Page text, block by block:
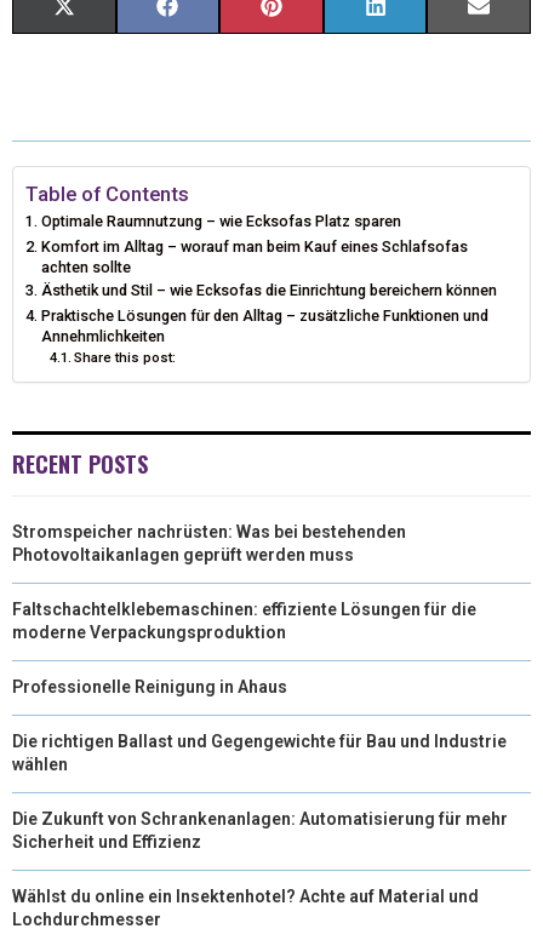
W
T
T
E
R
E
O
K
T
R
S
K
D
N
I
Table of Contents
Optimale Raumnutzung – wie Ecksofas Platz sparen
Komfort im Alltag – worauf man beim Kauf eines Schlafsofas
achten sollte
Ästhetik und Stil – wie Ecksofas die Einrichtung bereichern können
Praktische Lösungen für den Alltag – zusätzliche Funktionen und
Annehmlichkeiten
Share this post:
RECENT POSTS
Stromspeicher nachrüsten: Was bei bestehenden
Photovoltaikanlagen geprüft werden muss
Faltschachtelklebemaschinen: effiziente Lösungen für die
moderne Verpackungsproduktion
Professionelle Reinigung in Ahaus
Die richtigen Ballast und Gegengewichte für Bau und Industrie
wählen
Die Zukunft von Schrankenanlagen: Automatisierung für mehr
Sicherheit und Effizienz
Wählst du online ein Insektenhotel? Achte auf Material und
Lochdurchmesser